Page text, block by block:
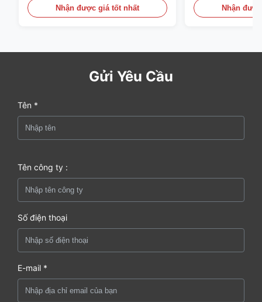
Nhận được giá tốt nhất
Phát hiện Khói
Nhận
Gửi Yêu Cầu
Tên *
Tên công ty :
Số điện thoại
E-mail *